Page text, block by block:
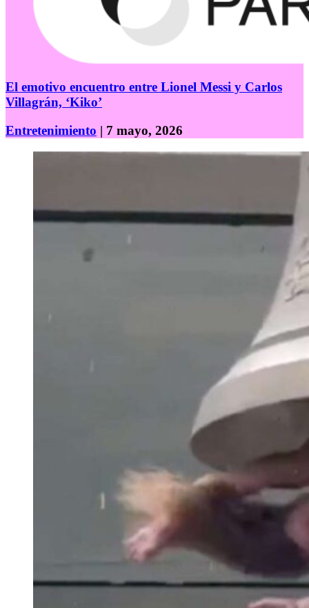
El emotivo encuentro entre Lionel Messi y Carlos
Villagrán, ‘Kiko’
Entretenimiento | 7 mayo, 2026